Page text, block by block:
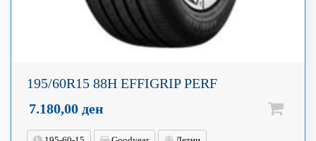
195/60R15 88H EFFIGRIP PERF
7.180,00 ден